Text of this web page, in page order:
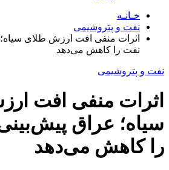
خـانـه
نفت و پتروشیمی
اثرات منفی افت ارزش طلای
نفت را کاهش می‌دهد
نفت و پتروشیمی
اثرات منفی افت
سیاه؛ عراق
را کاهش می‌دهد